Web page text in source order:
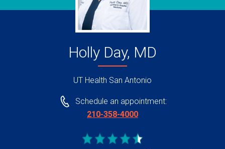
Holly Day, MD
UT Health San Antonio
Schedule an appointment:
210-358-4000